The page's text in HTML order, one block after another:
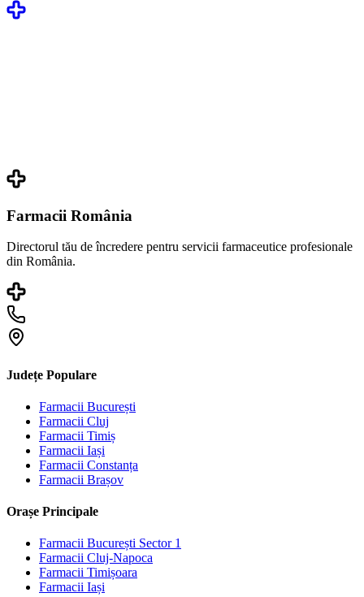
Farmacii România
Directorul tău de încredere pentru servicii farmaceutice profesionale
din România.
Județe Populare
Farmacii București
Farmacii Cluj
Farmacii Timiș
Farmacii Iași
Farmacii Constanța
Farmacii Brașov
Orașe Principale
Farmacii București Sector 1
Farmacii Cluj-Napoca
Farmacii Timișoara
Farmacii Iași